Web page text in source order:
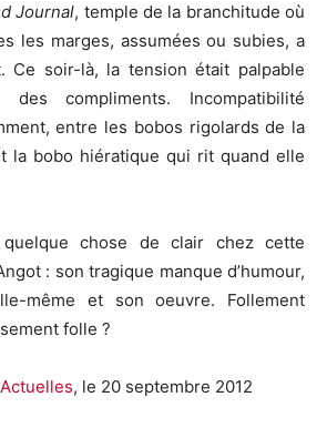
Journal, temple de la branchitude où
les marges, assumées ou subies, a
Ce soir-là, la tension était palpable
compliments. Incompatibilité
entre les bobos rigolards de la
la bobo hiératique qui rit quand elle
chose de clair chez cette
: son tragique manque d’humour,
même et son oeuvre. Follement
folle ?
, le 20 septembre 2012